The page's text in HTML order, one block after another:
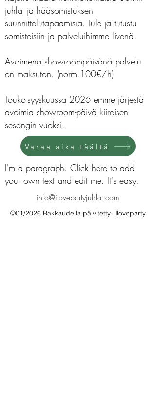
juhla- ja hääsomistuksen
suunnittelutapaamisia. Tule ja tutustu
somisteisiin ja palveluihimme livenä.
Avoimena showroompäivänä palvelu
on maksuton. (norm.100€/h)
Touko-syyskuussa 2026 emme järjestä
avoimia showroom-päivä kiireisen
sesongin vuoksi.
Varaa aika täältä
I'm a paragraph. Click here to add
your own text and edit me. It's easy.
info@ilovepartyjuhlat.com
©01/2026 Rakkaudella päivitetty- Iloveparty